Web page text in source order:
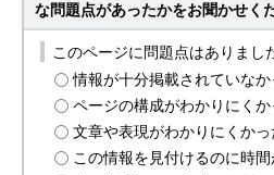
な問題点があったかをお聞かせく
このページに問題点はありまし
情報が十分掲載されていなか
ページの構成がわかりにくか
文章や表現がわかりにくかっ
この情報を見付けるのに時